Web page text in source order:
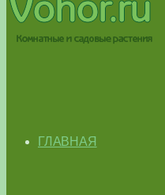
ГЛАВНАЯ